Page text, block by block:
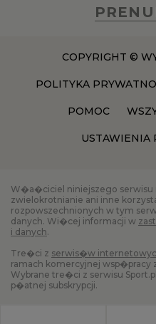
COPYRIGHT ©
POLITYKA
POMOC
USTAWIENIA
W�a�ciciel niniejszego serwisu
zwielokrotnianie ani inne
rozpowszechnionych w tym
danych. Wi�cej informacji w
i danych.
Tre�ci z serwis�w
ramach komercyjnej wsp�pracy
Wybrane tre�ci z serwisu
p�atnej subskrypcji.